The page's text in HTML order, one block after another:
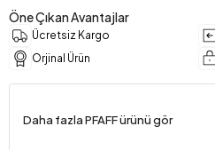
Öne Çıkan Avantajlar
Ücretsiz Kargo
Orjinal Ürün
Daha fazla PFAFF ürünü gör